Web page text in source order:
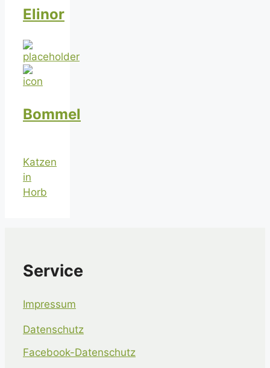
Elinor
Bommel
Katzen
in
Horb
Service
Impressum
Datenschutz
Facebook-Datenschutz